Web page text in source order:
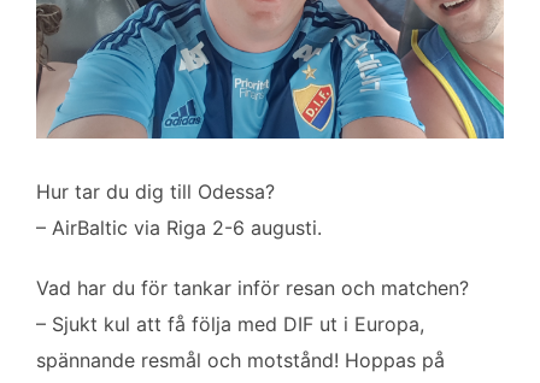
Hur tar du dig till Odessa?
– AirBaltic via Riga 2-6 augusti.
Vad har du för tankar inför resan och matchen?
– Sjukt kul att få följa med DIF ut i Europa,
spännande resmål och motstånd! Hoppas på